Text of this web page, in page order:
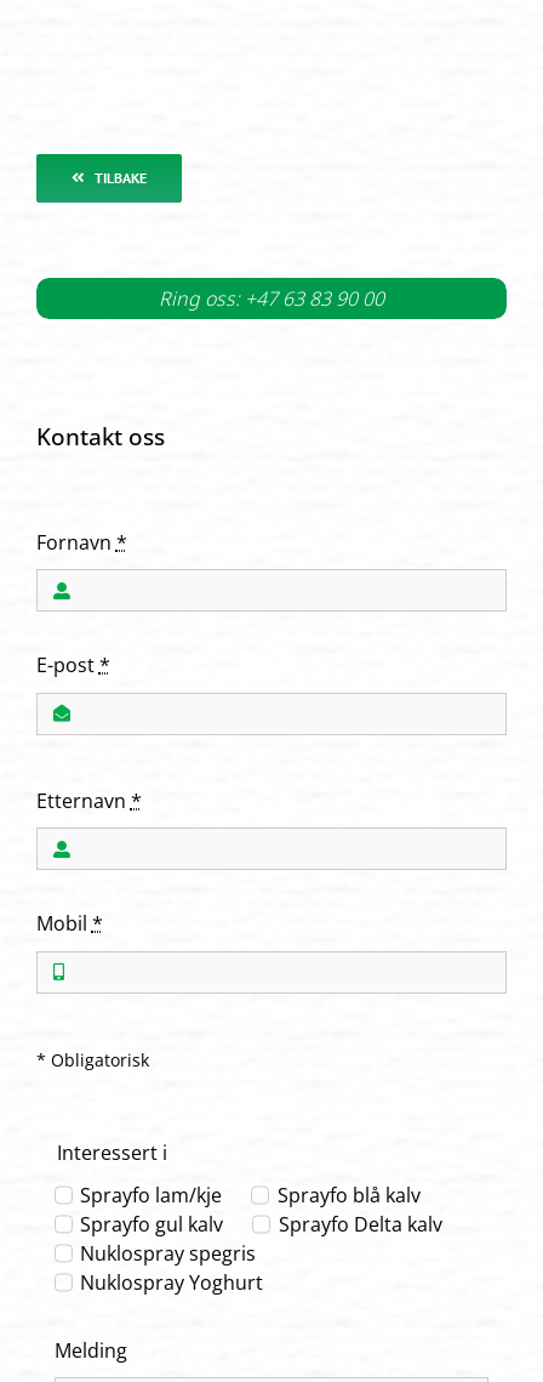
TILBAKE
Ring oss: +47 63 83 90 00
Kontakt oss
Fornavn *
E-post*
Etternavn *
Mobil *
* Obligatorisk
Interessert i
Sprayfo lam/kje
Sprayfo blå kalv
Sprayfo gul kalv
Sprayfo Delta kalv
Nuklospray spegris
Nuklospray Yoghurt
Melding